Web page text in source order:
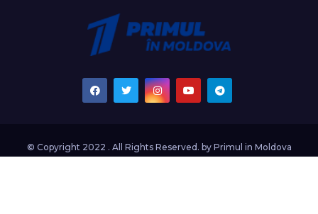
© Copyright 2022 . All Rights Reserved. by Primul in Moldova